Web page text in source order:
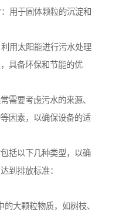
用于固体颗粒的沉淀和
用太阳能进行污水处理
具备环保和节能的优
需要考虑污水的来源、
因素，以确保设备的适
括以下几种类型，以确
到排放标准：
大颗粒物质，如树枝、